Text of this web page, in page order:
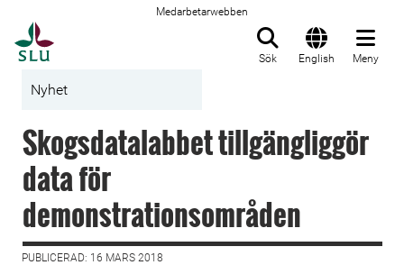
Medarbetarwebben
Sök English Meny
Nyhet
Skogsdatalabbet tillgängliggör
data för
demonstrationsområden
PUBLICERAD: 16 MARS 2018